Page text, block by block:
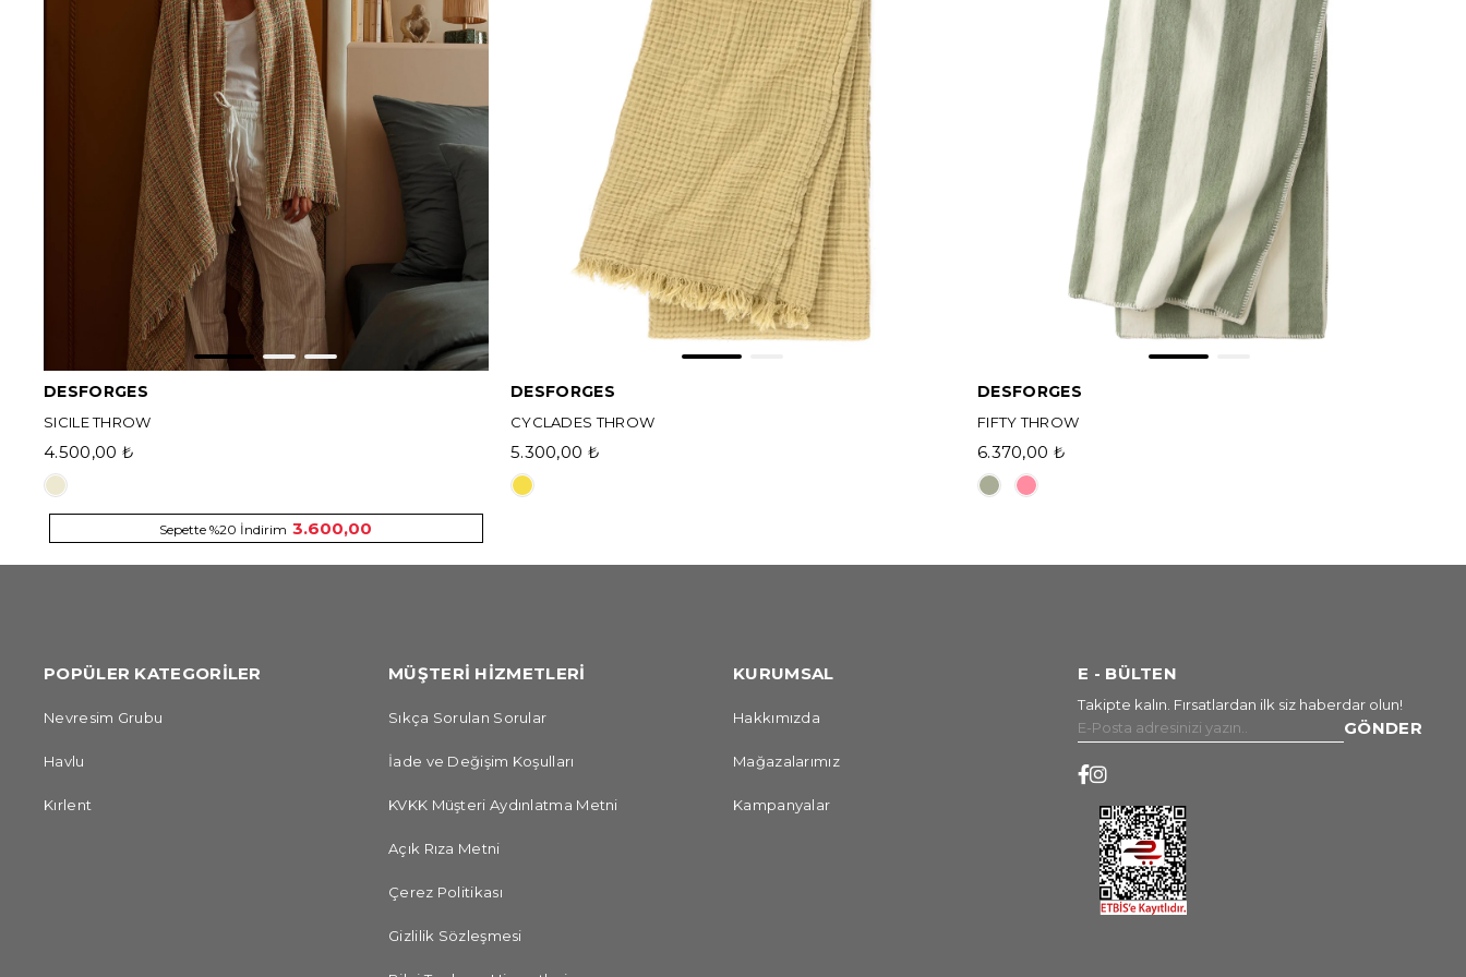
DESFORGES
SICILE THROW
4.500,00 ₺
Sepette %20 İndirim 3.600,00
DESFORGES
CYCLADES THROW
5.300,00 ₺
DESFORGES
FIFTY THROW
6.370,00 ₺
POPÜLER KATEGORİLER
Nevresim Grubu
Havlu
Kırlent
MÜŞTERİ HİZMETLERİ
Sıkça Sorulan Sorular
İade ve Değişim Koşulları
KVKK Müşteri Aydınlatma Metni
Açık Rıza Metni
Çerez Politikası
Gizlilik Sözleşmesi
KURUMSAL
Hakkımızda
Mağazalarımız
Kampanyalar
E - BÜLTEN
Takipte kalın. Fırsatlardan ilk siz haberdar olun!
GÖNDER